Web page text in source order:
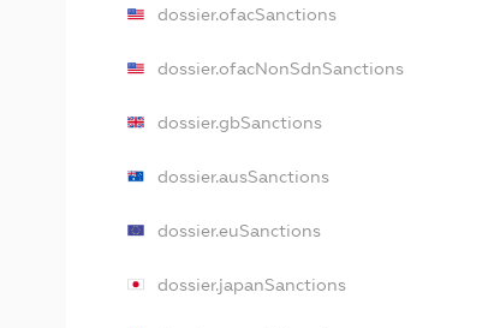
dossier.ofacSanctions
dossier.ofacNonSdnSanctions
dossier.gbSanctions
dossier.ausSanctions
dossier.euSanctions
dossier.japanSanctions